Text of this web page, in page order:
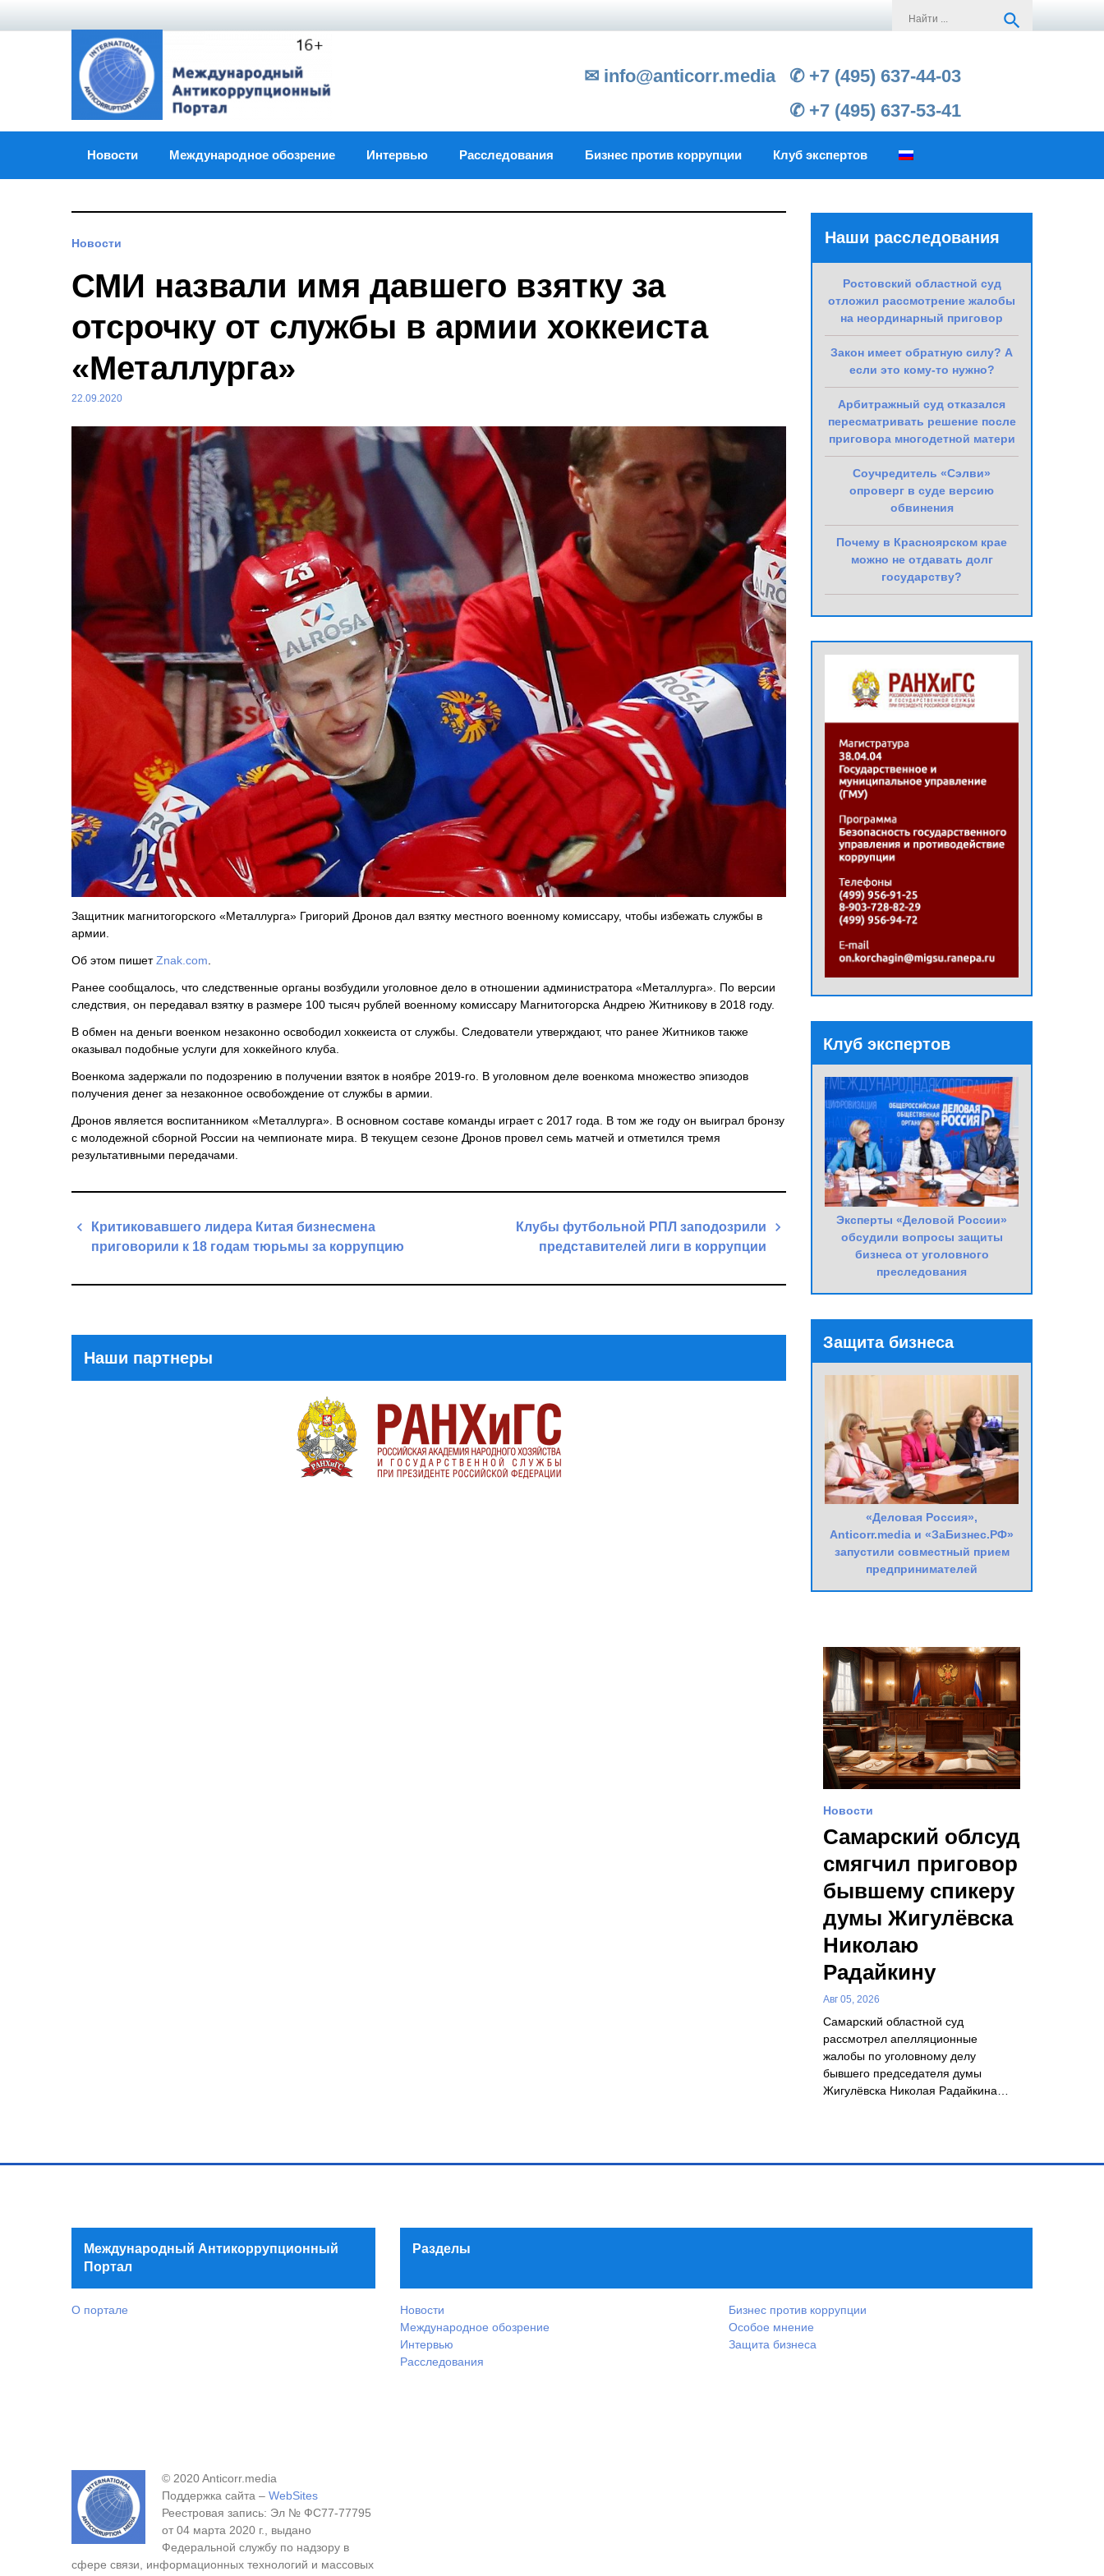
search
✉ info@anticorr.media
✆ +7 (495) 637-44-03
✆ +7 (495) 637-53-41
Новости Международное обозрение Интервью Расследования Бизнес против коррупции Клуб экспертов
Новости
СМИ назвали имя давшего взятку за
отсрочку от службы в армии хоккеиста
«Металлурга»
22.09.2020
Защитник магнитогорского «Металлурга» Григорий Дронов дал взятку местного военному комиссару, чтобы избежать службы в
армии.
Об этом пишетZnak.com.
Ранее сообщалось, что следственные органы возбудили уголовное дело в отношении администратора «Металлурга». По версии
следствия, он передавал взятку в размере 100 тысяч рублей военному комиссару Магнитогорска Андрею Житникову в 2018 году.
В обмен на деньги военком незаконно освободил хоккеиста от службы. Следователи утверждают, что ранее Житников также
оказывал подобные услуги для хоккейного клуба.
Военкома задержали по подозрению в получении взяток в ноябре 2019-го. В уголовном деле военкома множество эпизодов
получения денег за незаконное освобождение от службы в армии.
Дронов является воспитанником «Металлурга». В основном составе команды играет с 2017 года. В том же году он выиграл бронзу
с молодежной сборной России на чемпионате мира. В текущем сезоне Дронов провел семь матчей и отметился тремя
результативными передачами.
Навигация
по
Критиковавшего лидера Китая бизнесмена
приговорили к 18 годам тюрьмы за коррупцию
Клубы футбольной РПЛ заподозрили
представителей лиги в коррупции
Наши партнеры
Наши расследования
Ростовский областной суд
отложил рассмотрение жалобы
на неординарный приговор
Закон имеет обратную силу? А
если это кому-то нужно?
Арбитражный суд отказался
пересматривать решение после
приговора многодетной матери
Соучредитель «Сэлви»
опроверг в суде версию
обвинения
Почему в Красноярском крае
можно не отдавать долг
государству?
Клуб экспертов
Эксперты «Деловой России»
обсудили вопросы защиты
бизнеса от уголовного
преследования
Защита бизнеса
«Деловая Россия»,
Anticorr.media и «ЗаБизнес.РФ»
запустили совместный прием
предпринимателей
Новости
Самарский облсуд
смягчил приговор
бывшему спикеру
думы Жигулёвска
Николаю
Радайкину
Авг 05, 2026
Самарский областной суд
рассмотрел апелляционные
жалобы по уголовному делу
бывшего председателя думы
Жигулёвска Николая Радайкина…
Международный Антикоррупционный
Портал
О портале
Разделы
Новости
Международное обозрение
Интервью
Расследования
Бизнес против коррупции
Особое мнение
Защита бизнеса
© 2020 Anticorr.media
Поддержка сайта – WebSites
Реестровая запись: Эл № ФС77-77795
от 04 марта 2020 г., выдано
Федеральной службу по надзору в
сфере связи, информационных технологий и массовых